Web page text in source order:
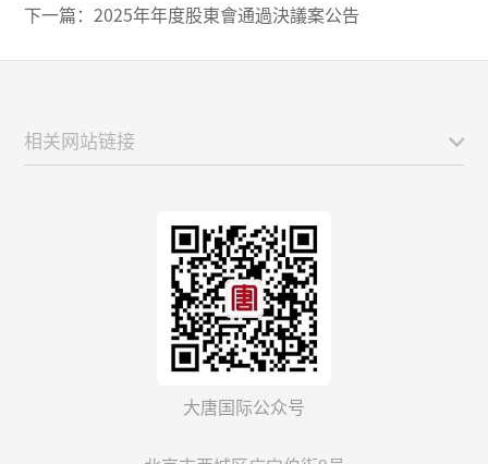
下一篇：2025年年度股東會通過決議案公告
大唐国际公众号
相关网站链接